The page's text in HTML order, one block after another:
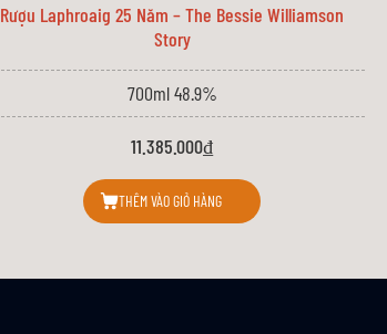
Rượu Laphroaig 25 Năm – The Bessie Williamson
Story
700ml 48.9%
11.385.000₫
THÊM VÀO GIỎ HÀNG